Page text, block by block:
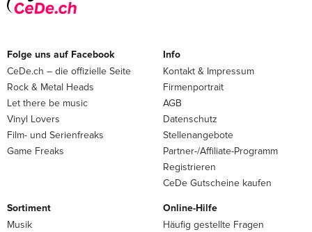
Folge uns auf Facebook
CeDe.ch – die offizielle Seite
Rock & Metal Heads
Let there be music
Vinyl Lovers
Film- und Serienfreaks
Game Freaks
Info
Kontakt & Impressum
Firmenportrait
AGB
Datenschutz
Stellenangebote
Partner-/Affiliate-Programm
Registrieren
CeDe Gutscheine kaufen
Sortiment
Musik
Online-Hilfe
Häufig gestellte Fragen